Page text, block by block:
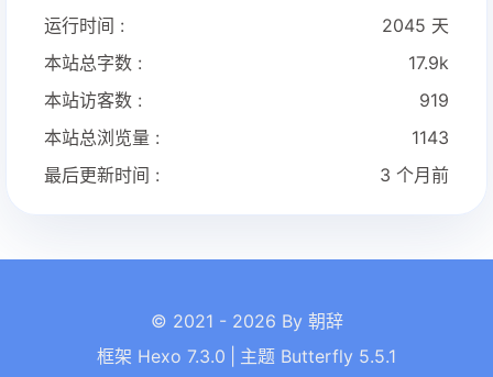
运行时间 :
2045 天
本站总字数 :
17.9k
本站访客数 :
919
本站总浏览量 :
1143
最后更新时间 :
3 个月前
© 2021 - 2026 By 朝辞
框架 Hexo 7.3.0 主题 Butterfly 5.5.1